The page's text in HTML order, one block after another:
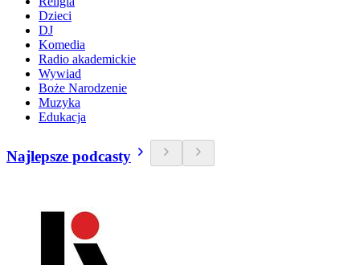
Dzieci
DJ
Komedia
Radio akademickie
Wywiad
Boże Narodzenie
Muzyka
Edukacja
Najlepsze podcasty